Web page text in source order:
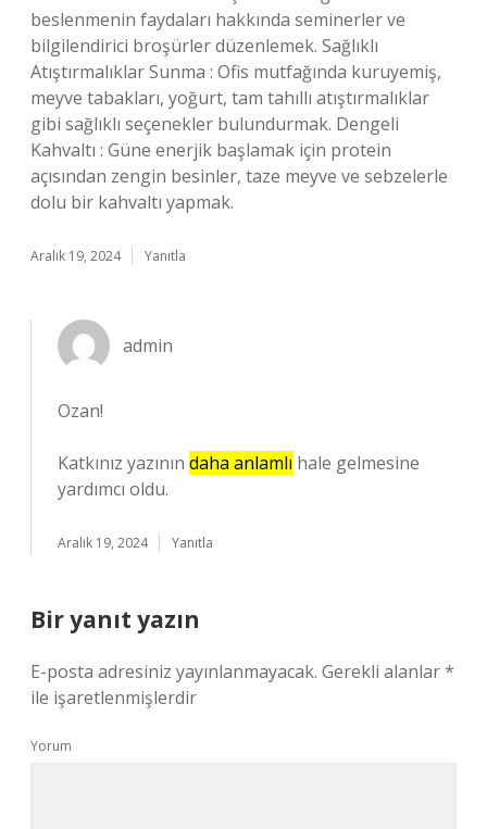
beslenmenin faydaları hakkında seminerler ve
bilgilendirici broşürler düzenlemek. Sağlıklı
Atıştırmalıklar Sunma : Ofis mutfağında kuruyemiş,
meyve tabakları, yoğurt, tam tahıllı atıştırmalıklar
gibi sağlıklı seçenekler bulundurmak. Dengeli
Kahvaltı : Güne enerjik başlamak için protein
açısından zengin besinler, taze meyve ve sebzelerle
dolu bir kahvaltı yapmak.
Aralık 19, 2024 Yanıtla
admin
Ozan!
Katkınız yazının daha anlamlı hale gelmesine
yardımcı oldu.
Aralık 19, 2024 Yanıtla
Bir yanıt yazın
E-posta adresiniz yayınlanmayacak. Gerekli alanlar*
ile işaretlenmişlerdir
Yorum